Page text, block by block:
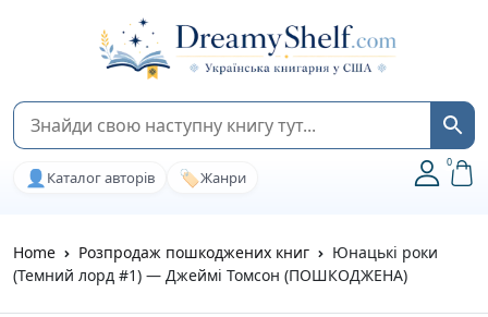
👤 Каталог авторів 🏷️Жанри
0
Home Розпродаж пошкоджених книг
Юнацькі роки
(Темний лорд #1) — Джеймі Томсон (ПОШКОДЖЕНА)